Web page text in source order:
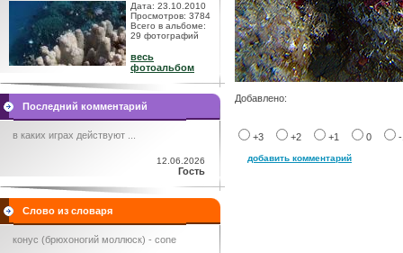
Дата: 23.10.2010
Просмотров: 3784
Всего в альбоме:
29 фотографий
весь
фотоальбом
Последний комментарий
в каких играх действуют ...
12.06.2026
Гость
Слово из словаря
конус (брюхоногий моллюск) - cone
Добавлено:
+3 +2 +1 0
добавить комментарий